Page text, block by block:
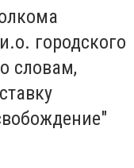
городского
словам,